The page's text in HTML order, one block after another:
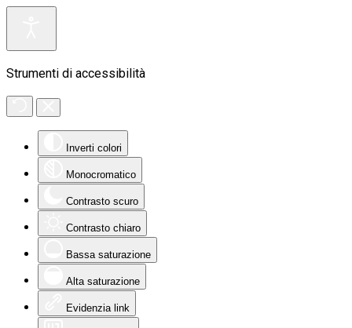
Strumenti di accessibilità
Inverti colori
Monocromatico
Contrasto scuro
Contrasto chiaro
Bassa saturazione
Alta saturazione
Evidenzia link